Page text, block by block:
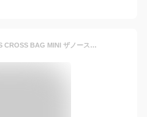
[THE NORTH FACE] KIDS CROSS BAG MINI ザノースフェイス キッズクロスバッグミニサイズ キッズかばん ユニセックス子供便利なかばん補助カバン 呼び子付き 名札付 エコ素材 男の子女の子クロスバッグ デイリーバッグ 通学 通園バッグ NN2PP01